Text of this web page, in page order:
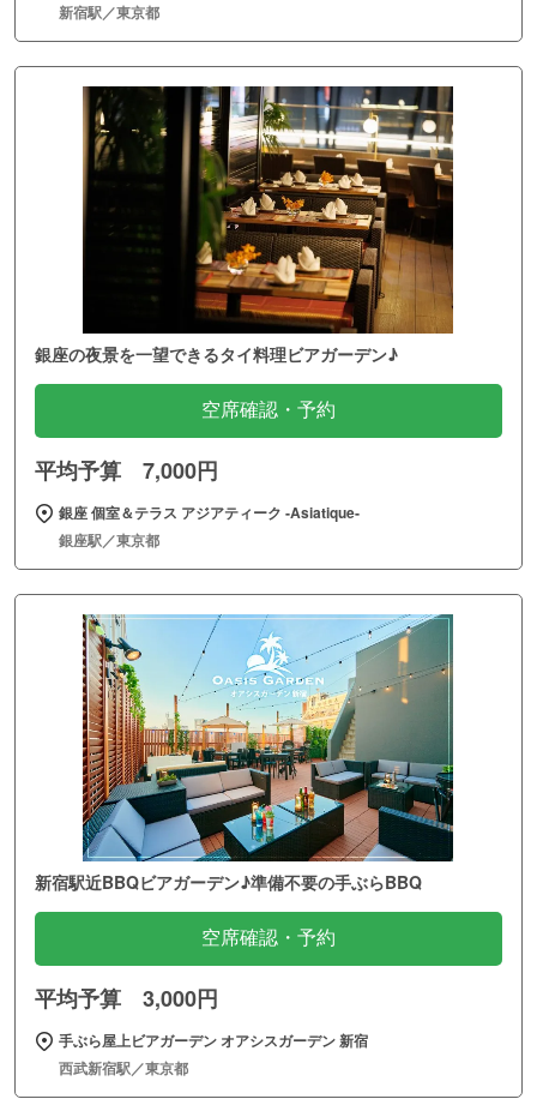
新宿駅／東京都
銀座の夜景を一望できるタイ料理ビアガーデン♪
空席確認・予約
平均予算 7,000円
銀座 個室＆テラス アジアティーク ‐Asiatique‐
銀座駅／東京都
新宿駅近BBQビアガーデン♪準備不要の手ぶらBBQ
空席確認・予約
平均予算 3,000円
手ぶら屋上ビアガーデン オアシスガーデン 新宿
西武新宿駅／東京都